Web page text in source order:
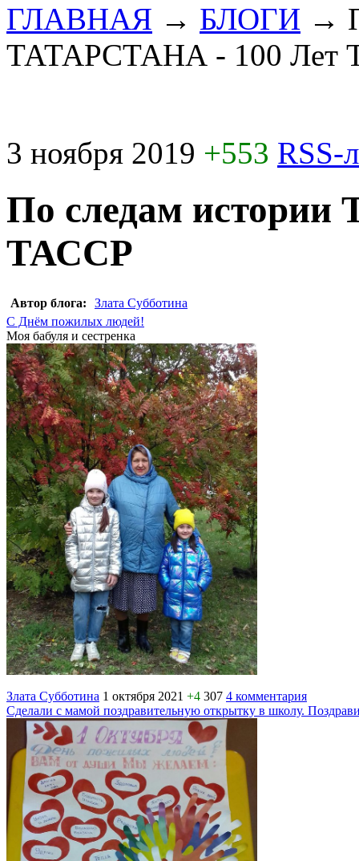
ГЛАВНАЯ → БЛОГИ →
ТАТАРСТАНА - 100 Лет
3 ноября 2019 +553 RSS-
По следам
ТАССР
Автор блога:
Злата Субботина
С Днём пожилых людей!
Моя бабуля и сестренка
Злата Субботина 1 октября 2021 +4 307 4 комментария
Сделали с мамой поздравительную открытку в школу.